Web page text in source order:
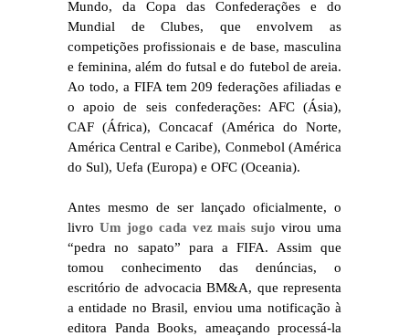
Mundo, da Copa das Confederações e do
Mundial de Clubes, que envolvem as
competições profissionais e de base, masculina
e feminina, além do futsal e do futebol de areia.
Ao todo, a FIFA tem 209 federações afiliadas e
o apoio de seis confederações: AFC (Ásia),
CAF (África), Concacaf (América do Norte,
América Central e Caribe), Conmebol (América
do Sul), Uefa (Europa) e OFC (Oceania).
Antes mesmo de ser lançado oficialmente, o
livro Um jogo cada vez mais sujo virou uma
“pedra no sapato” para a FIFA. Assim que
tomou conhecimento das denúncias, o
escritório de advocacia BM&A, que representa
a entidade no Brasil, enviou uma notificação à
editora Panda Books, ameaçando processá-la